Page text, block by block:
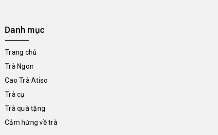
Danh mục
Trang chủ
Trà Ngon
Cao Trà Atiso
Trà cụ
Trà quà tặng
Cảm hứng về trà